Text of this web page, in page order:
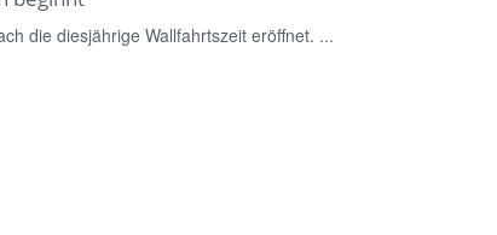
die diesjährige Wallfahrtszeit eröffnet. ...